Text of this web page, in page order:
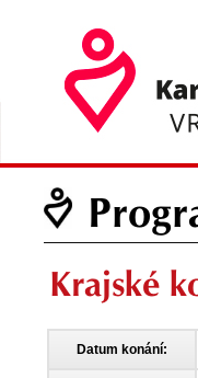
Krajské
Datum konání: